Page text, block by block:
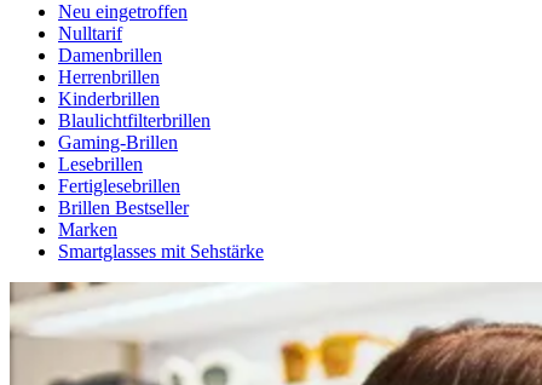
Neu eingetroffen
Nulltarif
Damenbrillen
Herrenbrillen
Kinderbrillen
Blaulichtfilterbrillen
Gaming-Brillen
Lesebrillen
Fertiglesebrillen
Brillen Bestseller
Marken
Smartglasses mit Sehstärke